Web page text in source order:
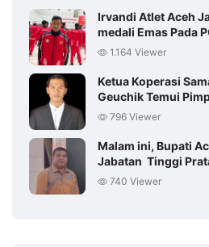
Irvandi Atlet Aceh
medali Emas Pada
1.164 Viewer
Ketua Koperasi
Geuchik Temui
796 Viewer
Malam ini, Bupati
Jabatan Tinggi
740 Viewer